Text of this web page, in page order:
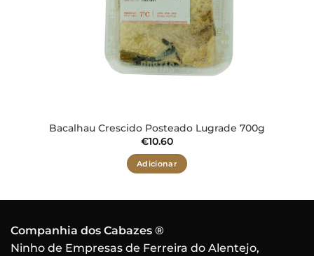
Bacalhau Crescido Posteado Lugrade 700g
€10.60
Adicionar
Companhia dos Cabazes ®
Ninho de Empresas de Ferreira do Alentejo,